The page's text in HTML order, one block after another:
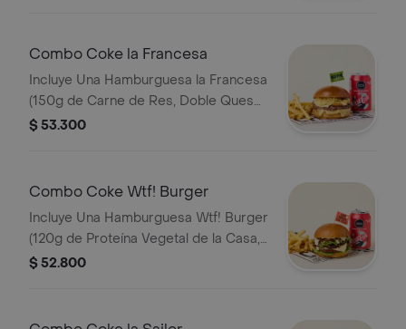
Brioche Dorado en Mantequilla)
Puedes Seleccionar Que Quieres
Tomar. Nota: por Su Mezcla con
Cerdo, la Carne Puede Presentar
Combo Coke la Francesa
Incluye Una Hamburguesa la Francesa
(150g de Carne de Res, Doble Queso
Mozzarella, Tomate, Salsa Café de
Acompañamiento (papas o Ensalada).
Puedes Seleccionar Que Quieres
Tomar.
$ 53.300
Combo Coke Wtf! Burger
Incluye Una Hamburguesa Wtf! Burger
(120g de Proteína Vegetal de la Casa,
Cogollo Europeo, Cebolla
Ajonjolí en Pan Brioche Dorado en
$ 52.800